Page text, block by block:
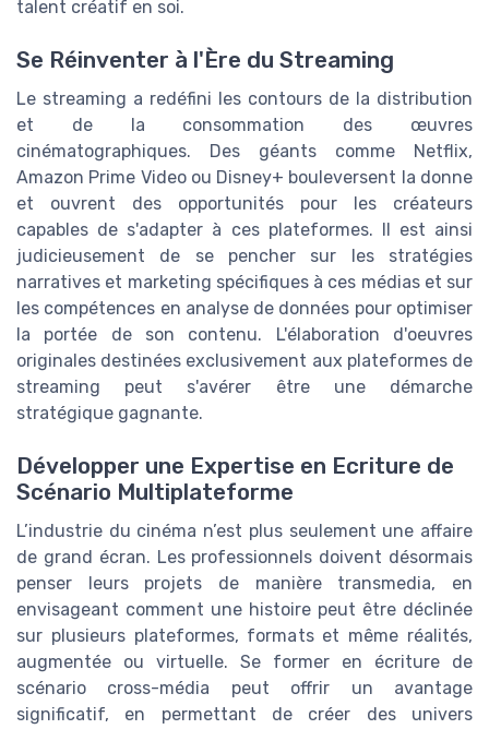
talent créatif en soi.
Se Réinventer à l'Ère du Streaming
Le streaming a redéfini les contours de la distribution
et de la consommation des œuvres
cinématographiques. Des géants comme Netflix,
Amazon Prime Video ou Disney+ bouleversent la donne
et ouvrent des opportunités pour les créateurs
capables de s'adapter à ces plateformes. Il est ainsi
judicieusement de se pencher sur les stratégies
narratives et marketing spécifiques à ces médias et sur
les compétences en analyse de données pour optimiser
la portée de son contenu. L'élaboration d'oeuvres
originales destinées exclusivement aux plateformes de
streaming peut s'avérer être une démarche
stratégique gagnante.
Développer une Expertise en Ecriture de
Scénario Multiplateforme
L’industrie du cinéma n’est plus seulement une affaire
de grand écran. Les professionnels doivent désormais
penser leurs projets de manière transmedia, en
envisageant comment une histoire peut être déclinée
sur plusieurs plateformes, formats et même réalités,
augmentée ou virtuelle. Se former en écriture de
scénario cross-média peut offrir un avantage
significatif, en permettant de créer des univers